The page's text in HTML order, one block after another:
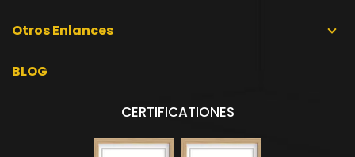
Otros Enlances
BLOG
CERTIFICATIONES